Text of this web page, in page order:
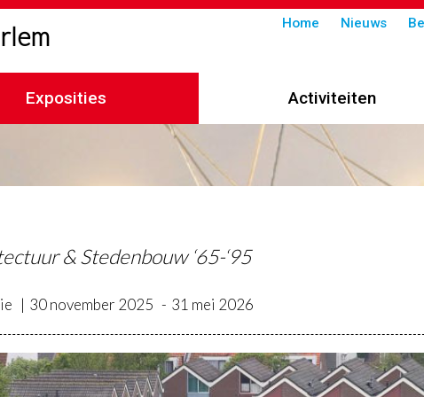
Submenu
header
Home Nieuws
Exposities Activiteiten
& Stedenbouw ‘65-‘95
30 november 2025 31 mei 2026